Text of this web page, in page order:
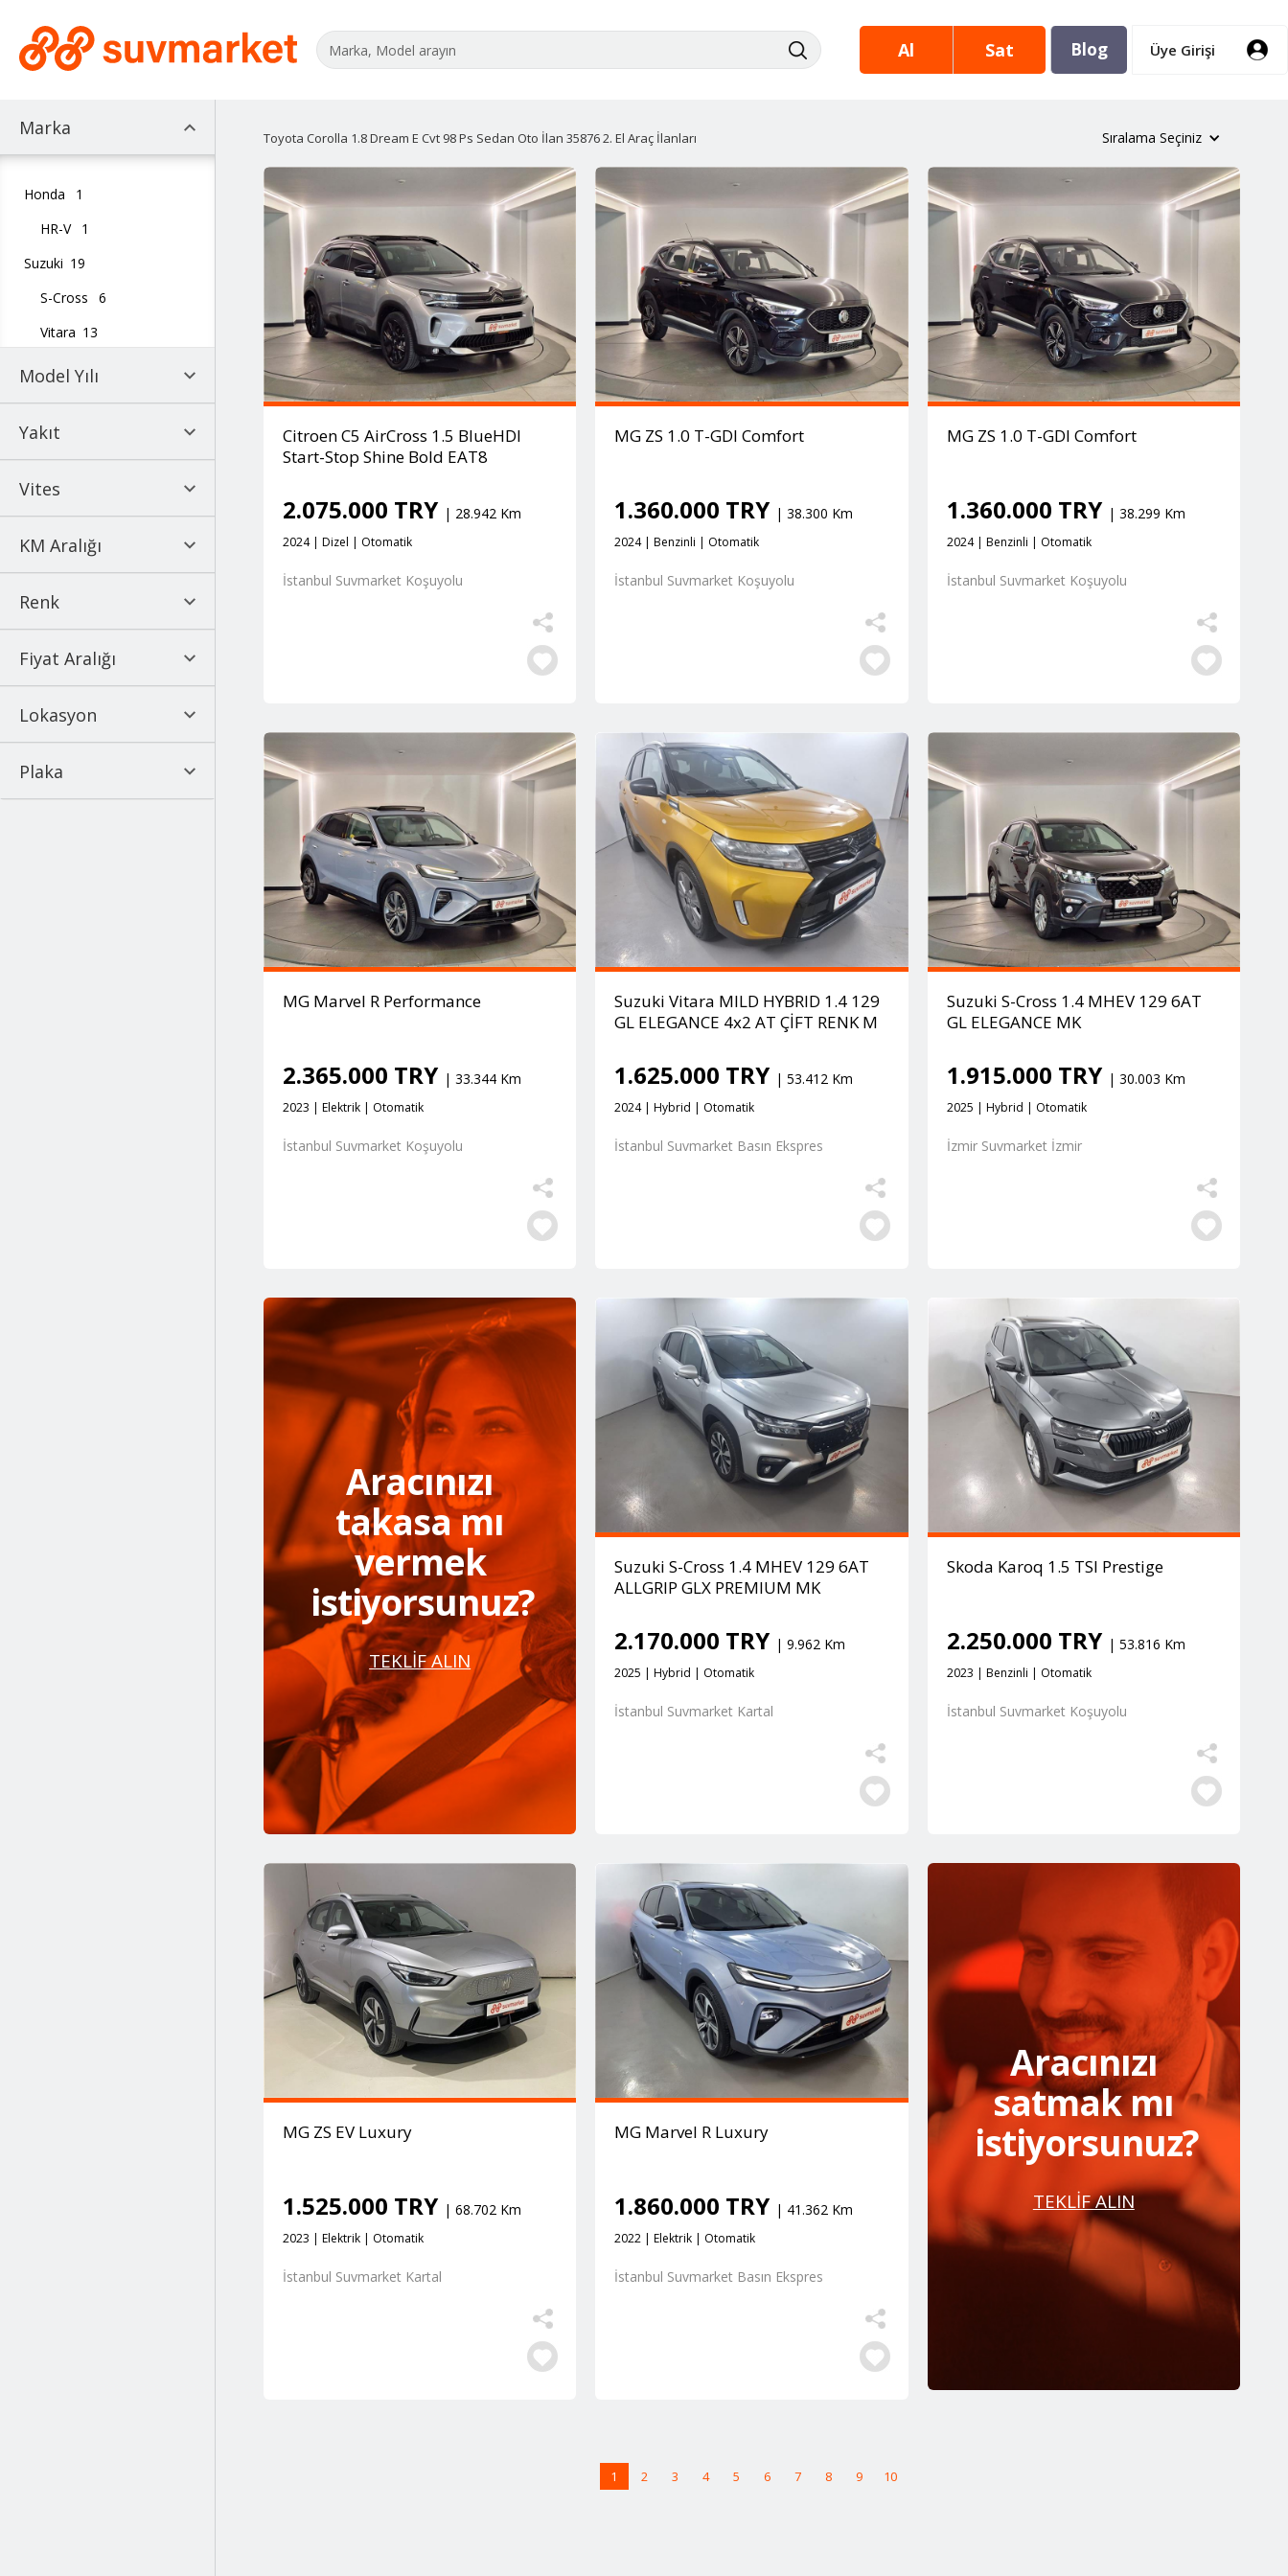
Al Sat Blog Üye Girişi
Marka
Honda
1
HR-V
1
Suzuki 19
S-Cross
6
Vitara 13
Model Yılı
Min
Yakıt
Benzinli/LPG
Elektrik
Plug-in Hybrid
Vites
Otomatik
KM Aralığı
Min
Renk
Bakır
Bej
Beyaz
Bordo
Fiyat Aralığı
Min
Lokasyon
Plaka
Toyota Corolla 1.8 Dream E Cvt 98 Ps Sedan Oto İlan 35876 2. El Araç İlanları Sıralama Seçiniz
Citroen C5 AirCross 1.5 BlueHDI
Start-Stop Shine Bold EAT8
2.075.000 TRY | 28.942 Km
2024 | Dizel | Otomatik
İstanbul Suvmarket Koşuyolu
MG ZS 1.0 T-GDI Comfort
1.360.000 TRY | 38.300 Km
2024 | Benzinli | Otomatik
İstanbul Suvmarket Koşuyolu
MG ZS 1.0 T-GDI Comfort
1.360.000 TRY | 38.299 Km
2024 | Benzinli | Otomatik
İstanbul Suvmarket Koşuyolu
MG Marvel R Performance
2.365.000 TRY | 33.344 Km
2023 | Elektrik | Otomatik
İstanbul Suvmarket Koşuyolu
Suzuki Vitara MILD HYBRID 1.4 129
GL ELEGANCE 4x2 AT ÇİFT RENK M
1.625.000 TRY | 53.412 Km
2024 | Hybrid | Otomatik
İstanbul Suvmarket Basın Ekspres
Suzuki S-Cross 1.4 MHEV 129 6AT
GL ELEGANCE MK
1.915.000 TRY | 30.003 Km
2025 | Hybrid | Otomatik
İzmir Suvmarket İzmir
Aracınızı
takasa mı
vermek
istiyorsunuz?
TEKLİF ALIN
Suzuki S-Cross 1.4 MHEV 129 6AT
ALLGRIP GLX PREMIUM MK
2.170.000 TRY | 9.962 Km
2025 | Hybrid | Otomatik
İstanbul Suvmarket Kartal
Skoda Karoq 1.5 TSI Prestige
2.250.000 TRY | 53.816 Km
2023 | Benzinli | Otomatik
İstanbul Suvmarket Koşuyolu
MG ZS EV Luxury
1.525.000 TRY | 68.702 Km
2023 | Elektrik | Otomatik
İstanbul Suvmarket Kartal
MG Marvel R Luxury
1.860.000 TRY | 41.362 Km
2022 | Elektrik | Otomatik
İstanbul Suvmarket Basın Ekspres
Aracınızı
satmak mı
istiyorsunuz?
TEKLİF ALIN
1 2 3 4 5 6 7 8 9 10